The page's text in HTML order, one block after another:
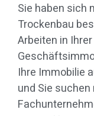
Sie haben sich
Trockenbau
Arbeiten in
Ihre Immobilie
und Sie